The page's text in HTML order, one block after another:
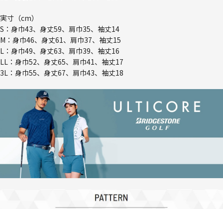
実寸（cm）
S：身巾43、身丈59、肩巾35、袖丈14
M：身巾46、身丈61、肩巾37、袖丈15
L：身巾49、身丈63、肩巾39、袖丈16
LL：身巾52、身丈65、肩巾41、袖丈17
3L：身巾55、身丈67、肩巾43、袖丈18